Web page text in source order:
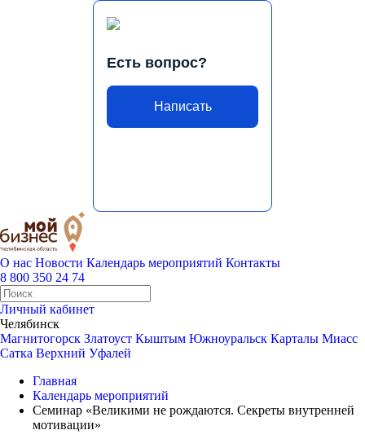
Есть вопрос?
Написать
О нас Новости Календарь мероприятий Контакты
8 800 350 24 74
Личный кабинет
Челябинск
Магнитогорск Златоуст Кыштым Южноуральск Карталы Миасс
Сатка Верхний Уфалей
Главная
Календарь мероприятий
Семинар «Великими не рождаются. Секреты внутренней
мотивации»